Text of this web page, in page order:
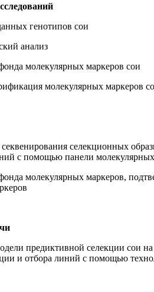
генотипов сои
анализ
молекулярных маркеров сои
молекулярных маркеров
селекционных
с помощью панели
молекулярных маркеров,
предиктивной селекции сои
и отбора линий с помощью